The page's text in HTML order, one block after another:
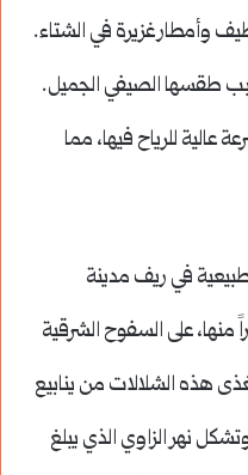
وأمطار غزيرة في الشتاء.
طقسها الصيفي الجميل.
للرياح فيها، مما
في ريف مدينة
بعد 12-15 كيلومتراً منها، على السفوح الشرقية
هذه الشلالات من ينابيع
نهر الزاوي الذي يبلغ